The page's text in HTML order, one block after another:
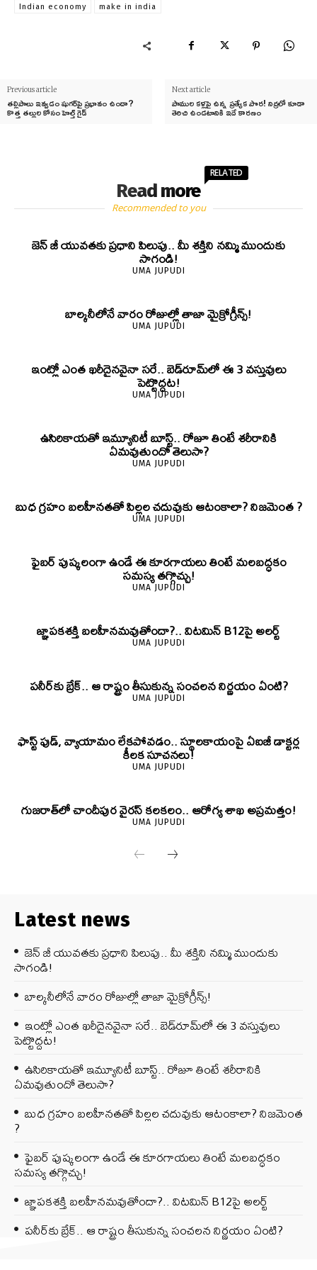
Indian economy
make in india
Previous article
తల్లిపాలు ఇవ్వడం షుగర్‌పై ప్రభావం ఉందా?
కొత్త తల్లుల కోసం హెల్త్ గైడ్
Next article
పాముల కళ్లపై ఉన్న ప్రత్యేక పొర! నిద్రలో కూడా
తెరిచి ఉండటానికి ఇదే కారణం
Read more
RELATED
Recommended to you
జెన్‌ జీ యువతకు ప్రధాని పిలుపు.. మీ శక్తిని నమ్మి ముందుకు
సాగండి!
UMA JUPUDI
బాల్కనీలోనే వారం రోజుల్లో తాజా మైక్రోగ్రీన్స్‌!
UMA JUPUDI
ఇంట్లో ఎంత ఖరీదైనవైనా సరే.. బెడ్‌రూమ్‌లో ఈ 3 వస్తువులు
పెట్టొద్దట!
UMA JUPUDI
ఉసిరికాయతో ఇమ్యూనిటీ బూస్ట్‌.. రోజూ తింటే శరీరానికి
ఏమవుతుందో తెలుసా?
UMA JUPUDI
బుధ గ్రహం బలహీనతతో పిల్లల చదువుకు ఆటంకాలా? నిజమెంత ?
UMA JUPUDI
ఫైబర్‌ పుష్కలంగా ఉండే ఈ కూరగాయలు తింటే మలబద్ధకం
సమస్య తగ్గొచ్చు!
UMA JUPUDI
జ్ఞాపకశక్తి బలహీనమవుతోందా?.. విటమిన్ B12పై అలర్ట్
UMA JUPUDI
పనీర్‌కు బ్రేక్.. ఆ రాష్ట్రం తీసుకున్న సంచలన నిర్ణయం ఏంటి?
UMA JUPUDI
ఫాస్ట్ ఫుడ్, వ్యాయామం లేకపోవడం.. స్థూలకాయంపై ఏఐజీ డాక్టర్ల
కీలక సూచనలు!
UMA JUPUDI
గుజరాత్‌లో చాందీపుర వైరస్ కలకలం.. ఆరోగ్య శాఖ అప్రమత్తం!
UMA JUPUDI
Latest news
జెన్‌ జీ యువతకు ప్రధాని పిలుపు.. మీ శక్తిని నమ్మి ముందుకు
సాగండి!
బాల్కనీలోనే వారం రోజుల్లో తాజా మైక్రోగ్రీన్స్‌!
ఇంట్లో ఎంత ఖరీదైనవైనా సరే.. బెడ్‌రూమ్‌లో ఈ 3 వస్తువులు
పెట్టొద్దట!
ఉసిరికాయతో ఇమ్యూనిటీ బూస్ట్‌.. రోజూ తింటే శరీరానికి
ఏమవుతుందో తెలుసా?
బుధ గ్రహం బలహీనతతో పిల్లల చదువుకు ఆటంకాలా? నిజమెంత
?
ఫైబర్‌ పుష్కలంగా ఉండే ఈ కూరగాయలు తింటే మలబద్ధకం
సమస్య తగ్గొచ్చు!
జ్ఞాపకశక్తి బలహీనమవుతోందా?.. విటమిన్ B12పై అలర్ట్
పనీర్‌కు బ్రేక్.. ఆ రాష్ట్రం తీసుకున్న సంచలన నిర్ణయం ఏంటి?